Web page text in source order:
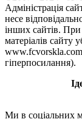
Адміністрація
несе
інших сайтів.
матеріалів сайту
гіперпосилання).
Ми в соціальних